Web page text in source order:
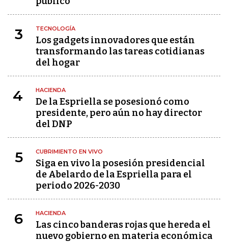
3 TECNOLOGÍA
Los gadgets innovadores que están
transformando las tareas cotidianas
del hogar
4 HACIENDA
De la Espriella se posesionó como
presidente, pero aún no hay director
del DNP
5 CUBRIMIENTO EN VIVO
Siga en vivo la posesión presidencial
de Abelardo de la Espriella para el
periodo 2026-2030
6 HACIENDA
Las cinco banderas rojas que hereda el
nuevo gobierno en materia económica